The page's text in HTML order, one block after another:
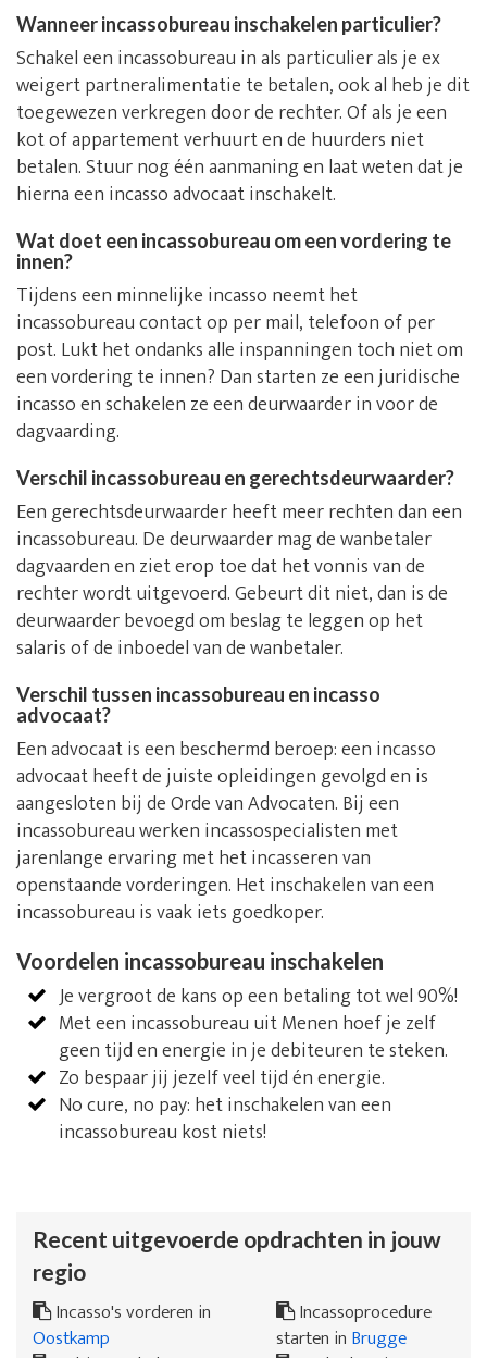
Wanneer incassobureau inschakelen particulier?
Schakel een incassobureau in als particulier als je ex
weigert partneralimentatie te betalen, ook al heb je dit
toegewezen verkregen door de rechter. Of als je een
kot of appartement verhuurt en de huurders niet
betalen. Stuur nog één aanmaning en laat weten dat je
hierna een incasso advocaat inschakelt.
Wat doet een incassobureau om een vordering te
innen?
Tijdens een minnelijke incasso neemt het
incassobureau contact op per mail, telefoon of per
post. Lukt het ondanks alle inspanningen toch niet om
een vordering te innen? Dan starten ze een juridische
incasso en schakelen ze een deurwaarder in voor de
dagvaarding.
Verschil incassobureau en gerechtsdeurwaarder?
Een gerechtsdeurwaarder heeft meer rechten dan een
incassobureau. De deurwaarder mag de wanbetaler
dagvaarden en ziet erop toe dat het vonnis van de
rechter wordt uitgevoerd. Gebeurt dit niet, dan is de
deurwaarder bevoegd om beslag te leggen op het
salaris of de inboedel van de wanbetaler.
Verschil tussen incassobureau en incasso
advocaat?
Een advocaat is een beschermd beroep: een incasso
advocaat heeft de juiste opleidingen gevolgd en is
aangesloten bij de Orde van Advocaten. Bij een
incassobureau werken incassospecialisten met
jarenlange ervaring met het incasseren van
openstaande vorderingen. Het inschakelen van een
incassobureau is vaak iets goedkoper.
Voordelen incassobureau inschakelen
Je vergroot de kans op een betaling tot wel 90%!
Met een incassobureau uit Menen hoef je zelf
geen tijd en energie in je debiteuren te steken.
Zo bespaar jij jezelf veel tijd én energie.
No cure, no pay: het inschakelen van een
incassobureau kost niets!
Recent uitgevoerde opdrachten in jouw
regio
Incasso's vorderen in
Oostkamp
Incassoprocedure
starten in Brugge